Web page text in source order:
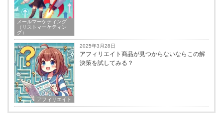
メールマーケティング
（リストマーケティン
グ）
アフィリエイト
2025年3月28日
アフィリエイト商品が見つからないならこの解
決策を試してみる？